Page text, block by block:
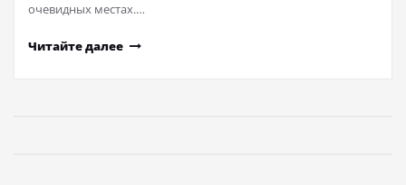
очевидных местах.…
Читайте далее